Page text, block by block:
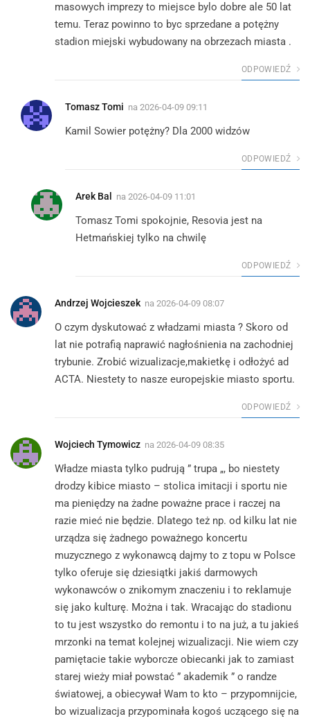
masowych imprezy to miejsce bylo dobre ale 50 lat
temu. Teraz powinno to byc sprzedane a potężny
stadion miejski wybudowany na obrzezach miasta .
ODPOWIEDŹ
Tomasz Tomi na 2026-04-09 09:11
Kamil Sowier potężny? Dla 2000 widzów
ODPOWIEDŹ
Arek Bal na 2026-04-09 11:01
Tomasz Tomi spokojnie, Resovia jest na
Hetmańskiej tylko na chwilę
ODPOWIEDŹ
Andrzej Wojcieszek na 2026-04-09 08:07
O czym dyskutować z władzami miasta ? Skoro od
lat nie potrafią naprawić nagłośnienia na zachodniej
trybunie. Zrobić wizualizacje,makietkę i odłożyć ad
ACTA. Niestety to nasze europejskie miasto sportu.
ODPOWIEDŹ
Wojciech Tymowicz na 2026-04-09 08:35
Władze miasta tylko pudrują ” trupa „, bo niestety
drodzy kibice miasto – stolica imitacji i sportu nie
ma pieniędzy na żadne poważne prace i raczej na
razie mieć nie będzie. Dlatego też np. od kilku lat nie
urządza się żadnego poważnego koncertu
muzycznego z wykonawcą dajmy to z topu w Polsce
tylko oferuje się dziesiątki jakiś darmowych
wykonawców o znikomym znaczeniu i to reklamuje
się jako kulturę. Można i tak. Wracając do stadionu
to tu jest wszystko do remontu i to na już, a tu jakieś
mrzonki na temat kolejnej wizualizacji. Nie wiem czy
pamiętacie takie wyborcze obiecanki jak to zamiast
starej wieży miał powstać ” akademik ” o randze
światowej, a obiecywał Wam to kto – przypomnijcie,
bo wizualizacja przypominała kogoś uczącego się na